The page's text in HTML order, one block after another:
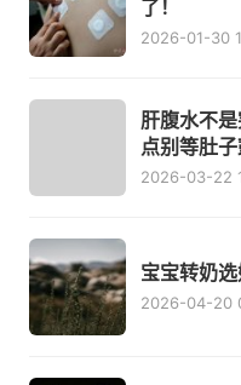
了！
2026-01-30
肝腹水不
点别等肚
2026-03-22
宝宝转奶
2026-04-20